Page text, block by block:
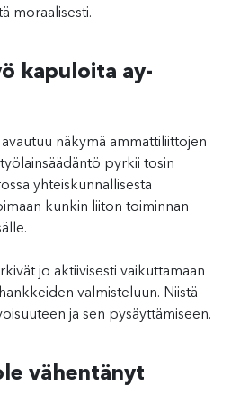
moraalisesti.
kapuloita ay-
näkymä ammattiliittojen
pyrkii tosin
yhteiskunnallisesta
kunkin liiton toiminnan
jo aktiivisesti vaikuttamaan
valmisteluun. Niistä
ja sen pysäyttämiseen.
vähentänyt